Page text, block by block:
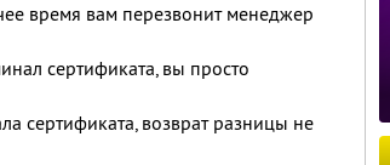
время вам перезвонит менеджер
сертификата, вы просто
сертификата, возврат разницы не